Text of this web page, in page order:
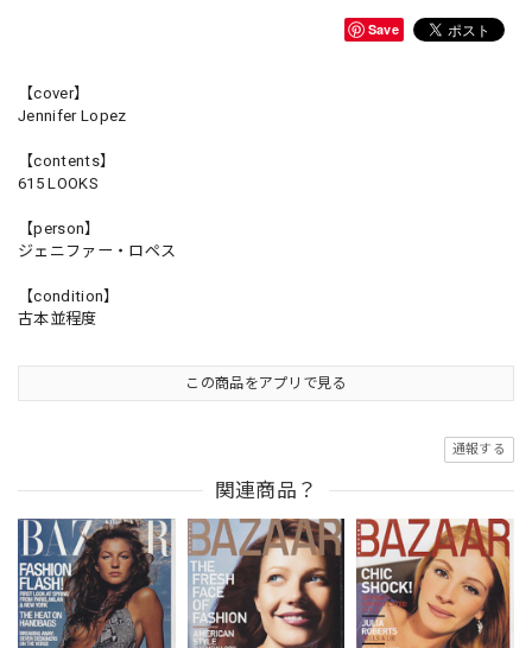
Save
【cover】
Jennifer Lopez
【contents】
615 LOOKS
【person】
ジェニファー・ロペス
【condition】
古本並程度
この商品をアプリで見る
通報する
関連商品？